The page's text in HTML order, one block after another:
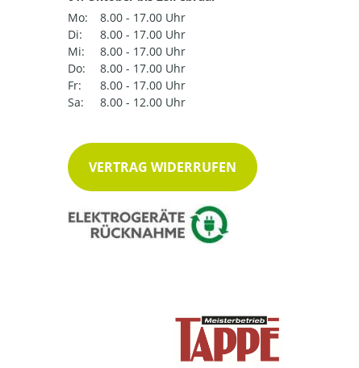
Mo:
8.00 - 17.00 Uhr
Di:
8.00 - 17.00 Uhr
Mi:
8.00 - 17.00 Uhr
Do:
8.00 - 17.00 Uhr
Fr:
8.00 - 17.00 Uhr
Sa:
8.00 - 12.00 Uhr
VERTRAG WIDERRUFEN